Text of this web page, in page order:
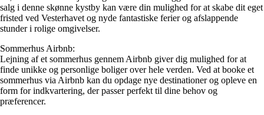
salg i denne skønne kystby kan være din mulighed for at skabe dit eget
fristed ved Vesterhavet og nyde fantastiske ferier og afslappende
stunder i rolige omgivelser.
Sommerhus Airbnb:
Lejning af et sommerhus gennem Airbnb giver dig mulighed for at
finde unikke og personlige boliger over hele verden. Ved at booke et
sommerhus via Airbnb kan du opdage nye destinationer og opleve en
form for indkvartering, der passer perfekt til dine behov og
præferencer.